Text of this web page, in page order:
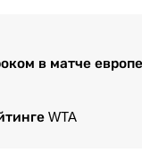
в матче
WTA